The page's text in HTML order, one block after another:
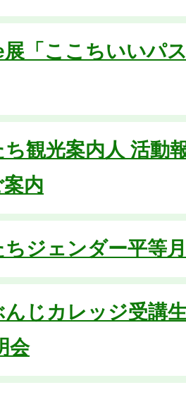
「ここちいいパ
ち観光案内人 活動
内
ちジェンダー平等
んじカレッジ受講
会